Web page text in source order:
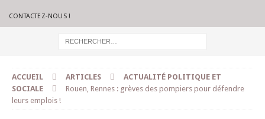
CONTACTEZ-NOUS !
ACCUEIL ARTICLES
ACTUALITÉ POLITIQUE ET
SOCIALE
Rouen, Rennes : grèves des pompiers pour défendre
leurs emplois !